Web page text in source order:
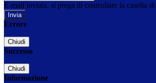
E-mail inviata, si prega di controllare la casella
Errore
Chiudi
Successo
Chiudi
Informazione